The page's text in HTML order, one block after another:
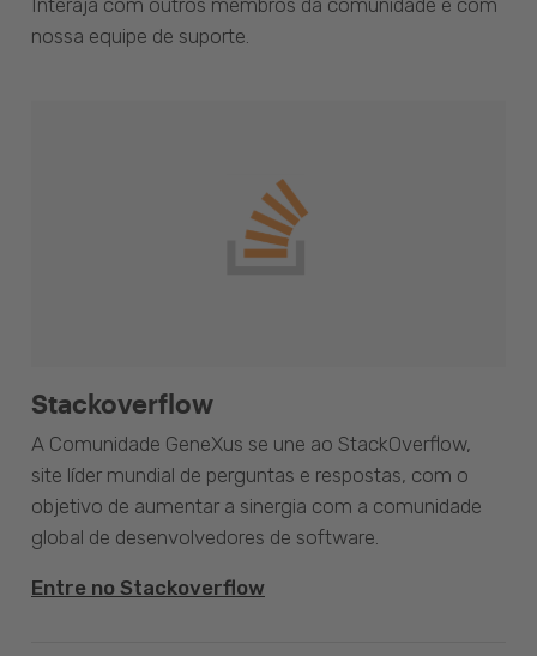
nossa equipe de suporte.
Stackoverflow
A Comunidade GeneXus se une ao StackOverflow,
site líder mundial de perguntas e respostas, com o
objetivo de aumentar a sinergia com a comunidade
global de desenvolvedores de software.
Entre no Stackoverflow